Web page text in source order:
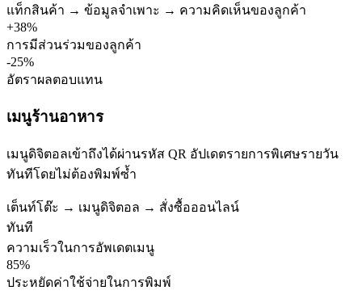
แท็กสินค้า → ข้อมูลจำเพาะ → ความคิดเห็นของลูกค้า
+38%
การมีส่วนร่วมของลูกค้า
-25%
อัตราผลตอบแทน
เมนูร้านอาหาร
เมนูดิจิตอลเข้าถึงได้ผ่านรหัส QR อัปเดตรายการพิเศษรายวัน
ทันทีโดยไม่ต้องพิมพ์ซ้ำ
เต็นท์โต๊ะ → เมนูดิจิตอล → สั่งซื้อออนไลน์
ทันที
ความเร็วในการอัพเดตเมนู
85%
ประหยัดค่าใช้จ่ายในการพิมพ์